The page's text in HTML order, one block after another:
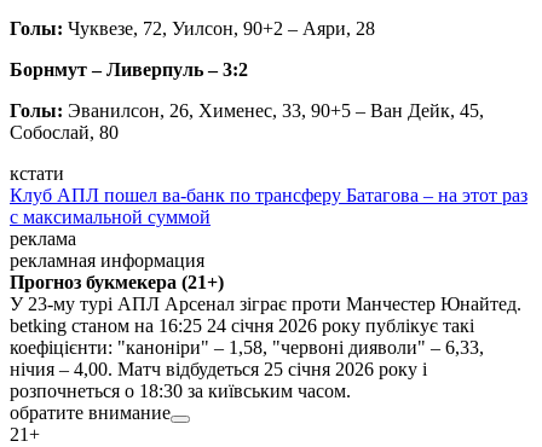
Голы: Чуквезе, 72, Уилсон, 90+2 – Аяри, 28
Борнмут – Ливерпуль – 3:2
Голы: Эванилсон, 26, Хименес, 33, 90+5 – Ван Дейк, 45,
Собослай, 80
кстати
Клуб АПЛ пошел ва-банк по трансферу Батагова – на этот раз
с максимальной суммой
реклама
рекламная информация
Прогноз букмекера (21+)
У 23-му турі АПЛ Арсенал зіграє проти Манчестер Юнайтед.
betking станом на 16:25 24 січня 2026 року публікує такі
коефіцієнти: "каноніри" – 1,58, "червоні дияволи" – 6,33,
нічия – 4,00. Матч відбудеться 25 січня 2026 року і
розпочнеться о 18:30 за київським часом.
обратите внимание
21+